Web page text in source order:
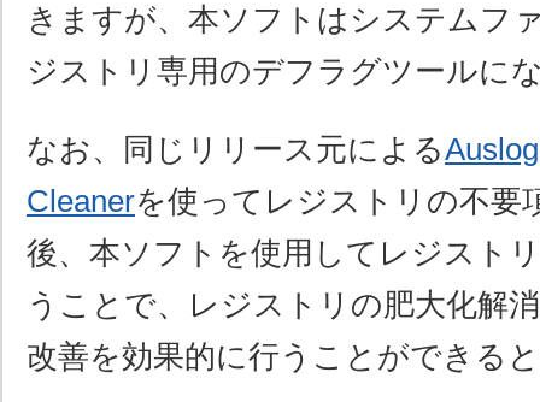
きますが、本ソフトはシステムフ
ジストリ専用のデフラグツールに
なお、同じリリース元による
Cleanerを使ってレジストリの不要
後、本ソフトを使用してレジスト
うことで、レジストリの肥大化解
改善を効果的に行うことができる